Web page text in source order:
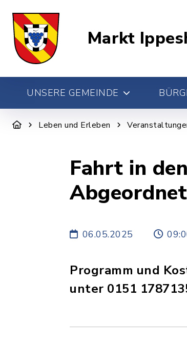
Markt
UNSERE GEMEINDE
Leben und Erleben
Fahrt in
06.05.2025
Programm und
unter 0151